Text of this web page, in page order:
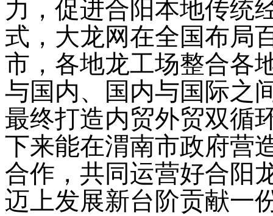
力，促进合阳本地传统
式，大龙网在全国布局
市，各地龙工场整合各
与国内、国内与国际之
最终打造内贸外贸双循
下来能在渭南市政府营
合作，共同运营好合阳
迈上发展新台阶贡献一